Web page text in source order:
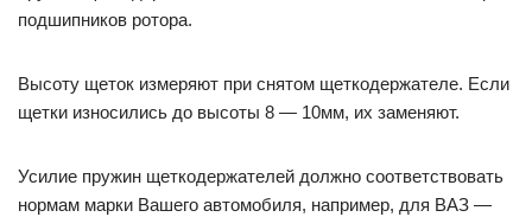
подшипников ротора.
Высоту щеток измеряют при снятом щеткодержателе. Если
щетки износились до высоты 8 — 10мм, их заменяют.
Усилие пружин щеткодержателей должно соответствовать
нормам марки Вашего автомобиля, например, для ВАЗ —